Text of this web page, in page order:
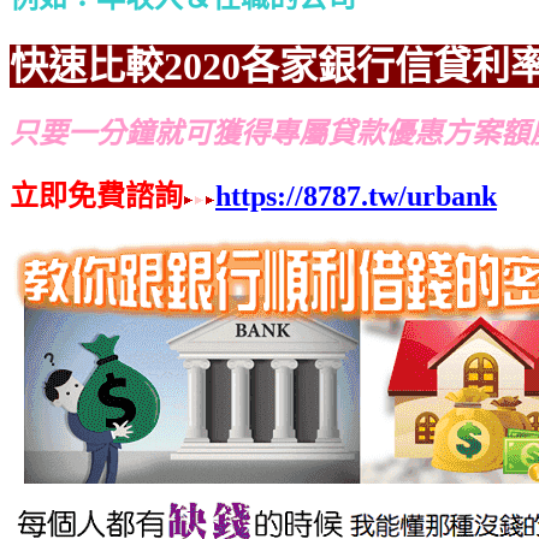
快速比較2020各家銀行信貸利
只要一分鐘就可獲得專屬貸款優惠方案額
立即免費諮詢
https://8787.tw/urbank